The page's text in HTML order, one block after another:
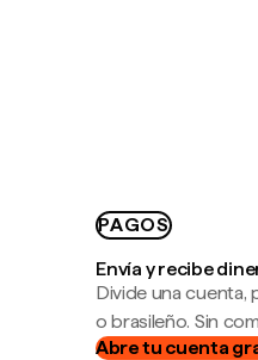
PAGOS
Envía y recibe
Divide una cuenta,
o brasileño. Sin
Abre tu cuenta